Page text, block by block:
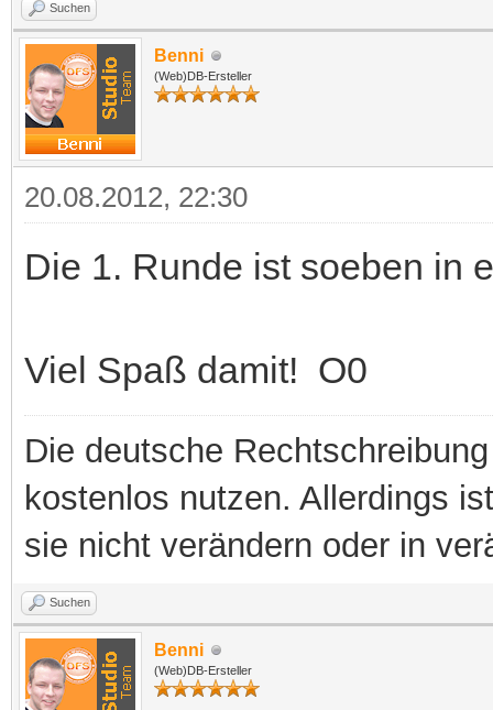
Suchen
Benni
(Web)DB-Ersteller
20.08.2012, 22:30
Die 1. Runde ist soeben in
Viel Spaß damit! O0
Die deutsche
kostenlos nutzen. Allerdings
sie nicht verändern oder in
Suchen
Benni
(Web)DB-Ersteller